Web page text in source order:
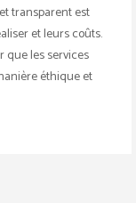
transparent est
et leurs coûts.
que les services
éthique et